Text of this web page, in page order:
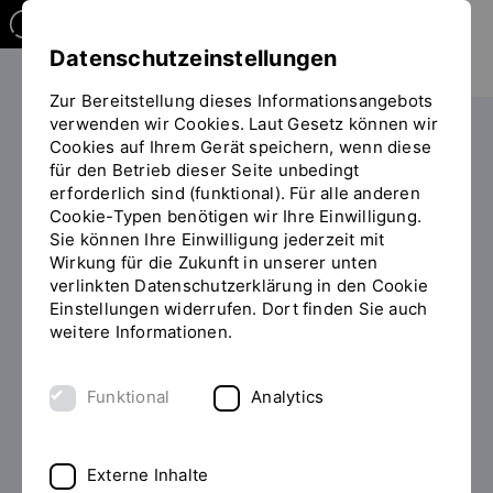
PERSONEN
Prof. Dipl.-Ing. Anton Haumer
Zum Personenverzeichnis
Datenschutzeinstellungen
Zur Bereitstellung dieses Informationsangebots
verwenden wir Cookies. Laut Gesetz können wir
Cookies auf Ihrem Gerät speichern, wenn diese
für den Betrieb dieser Seite unbedingt
erforderlich sind (funktional). Für alle anderen
Cookie-Typen benötigen wir Ihre Einwilligung.
Sie können Ihre Einwilligung jederzeit mit
Wirkung für die Zukunft in unserer unten
verlinkten Datenschutzerklärung in den Cookie
Einstellungen widerrufen. Dort finden Sie auch
weitere Informationen.
Funktional Analytics
Externe Inhalte